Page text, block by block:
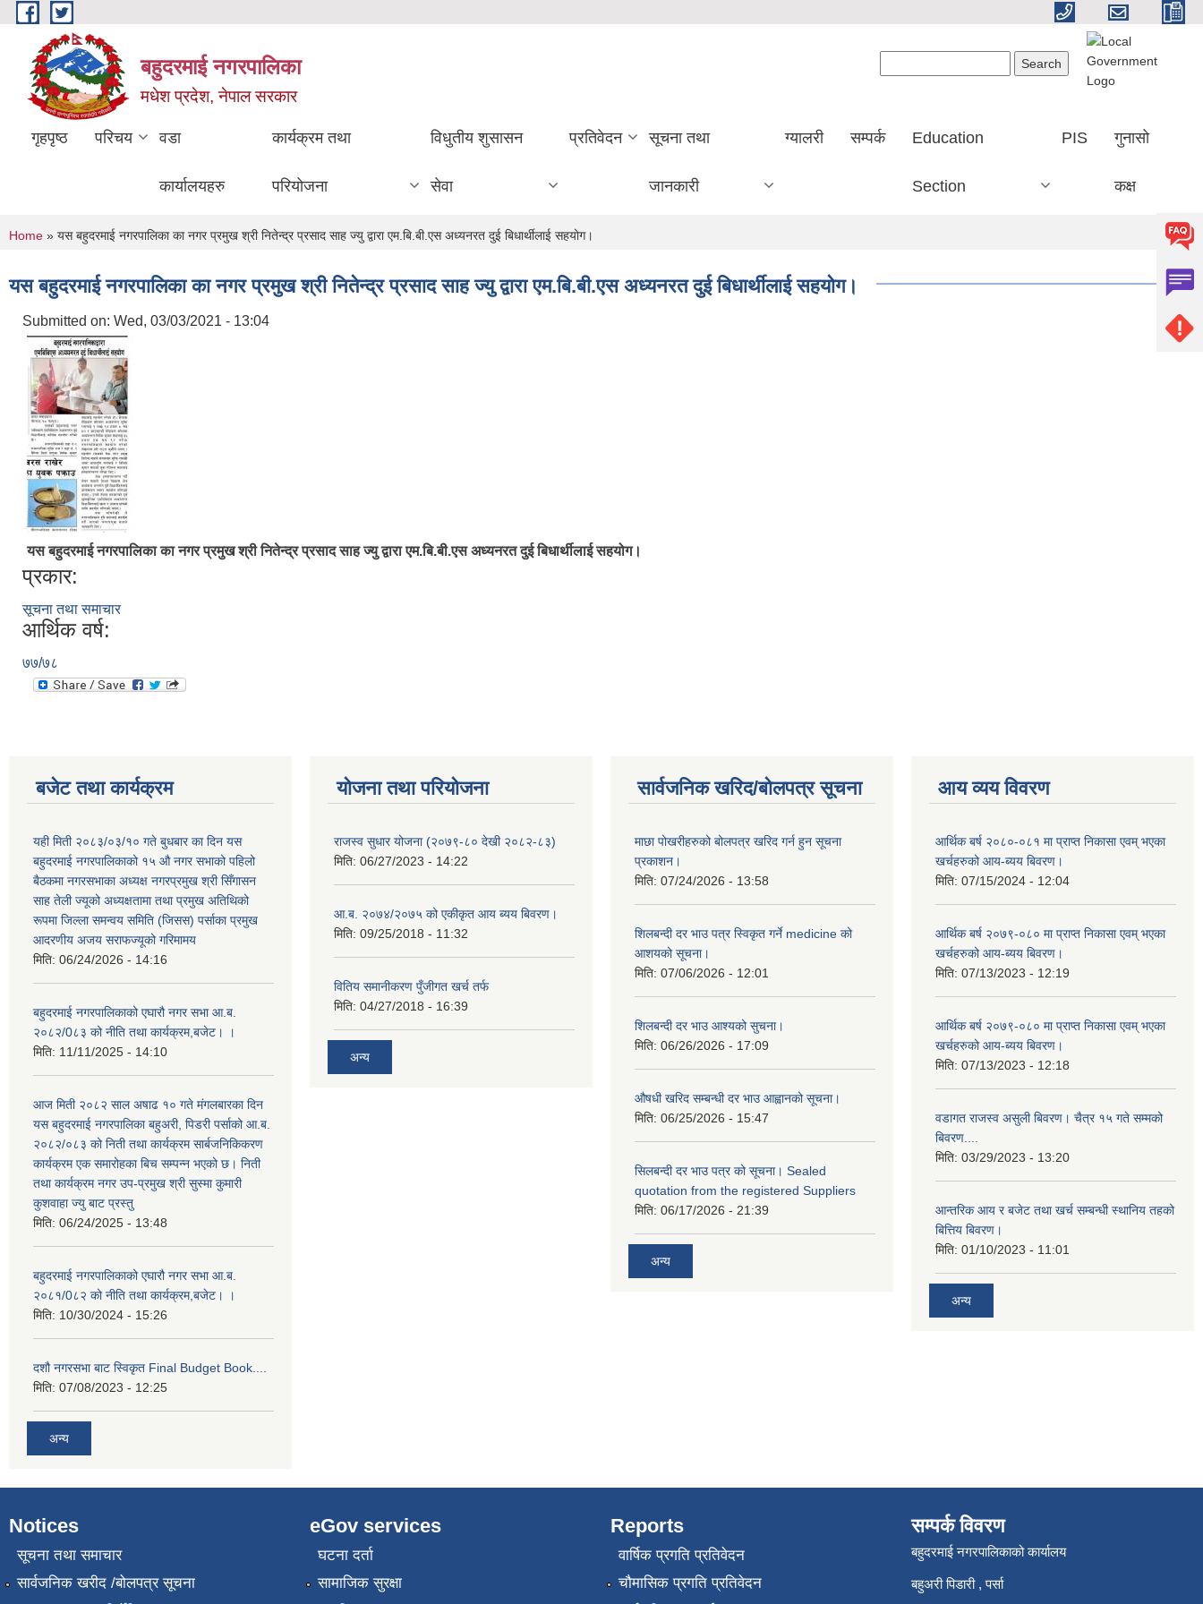
Skip to main content
बहुदरमाई नगरपालिका
मधेश प्रदेश, नेपाल सरकार
गृहपृष्ठ परिचय वडा
कार्यालयहरु
कार्यक्रम तथा
परियोजना
विधुतीय शुसासन
सेवा
प्रतिवेदन सूचना तथा
जानकारी
ग्यालरी सम्पर्क Education
Section
PIS गुनासो
कक्ष
You are here
Home » यस बहुदरमाई नगरपालिका का नगर प्रमुख श्री नितेन्द्र प्रसाद साह ज्यु द्वारा एम.बि.बी.एस अध्यनरत दुई बिधार्थीलाई सहयोग।
यस बहुदरमाई नगरपालिका का नगर प्रमुख श्री नितेन्द्र प्रसाद साह ज्यु द्वारा एम.बि.बी.एस अध्यनरत दुई बिधार्थीलाई सहयोग।
Submitted on: Wed, 03/03/2021 - 13:04
यस बहुदरमाई नगरपालिका का नगर प्रमुख श्री नितेन्द्र प्रसाद साह ज्यु द्वारा एम.बि.बी.एस अध्यनरत दुई बिधार्थीलाई सहयोग।
प्रकार:
सूचना तथा समाचार
आर्थिक वर्ष:
७७/७८
बजेट तथा कार्यक्रम
यही मिती २०८३/०३/१० गते बुधबार का दिन यस
बहुदरमाई नगरपालिकाको १५ औ नगर सभाको पहिलो
बैठकमा नगरसभाका अध्यक्ष नगरप्रमुख श्री सिँगासन
साह तेली ज्यूको अध्यक्षतामा तथा प्रमुख अतिथिको
रूपमा जिल्ला समन्वय समिति (जिसस) पर्साका प्रमुख
आदरणीय अजय सराफज्यूको गरिमामय
मिति: 06/24/2026 - 14:16
बहुदरमाई नगरपालिकाको एघारौ नगर सभा आ.ब.
२०८२/0८३ को नीति तथा कार्यक्रम,बजेट। ।
मिति: 11/11/2025 - 14:10
आज मिती २०८२ साल अषाढ १० गते मंगलबारका दिन
यस बहुदरमाई नगरपालिका बहुअरी, पिडरी पर्साको आ.ब.
२०८२/०८३ को निती तथा कार्यक्रम सार्बजनिकिकरण
कार्यक्रम एक समारोहका बिच सम्पन्न भएको छ। निती
तथा कार्यक्रम नगर उप-प्रमुख श्री सुस्मा कुमारी
कुशवाहा ज्यु बाट प्रस्तु
मिति: 06/24/2025 - 13:48
बहुदरमाई नगरपालिकाको एघारौ नगर सभा आ.ब.
२०८१/0८२ को नीति तथा कार्यक्रम,बजेट। ।
मिति: 10/30/2024 - 15:26
दशौ नगरसभा बाट स्विकृत Final Budget Book....
मिति: 07/08/2023 - 12:25
अन्य
योजना तथा परियोजना
राजस्व सुधार योजना (२०७९-८० देखी २०८२-८३)
मिति: 06/27/2023 - 14:22
आ.ब. २०७४/२०७५ को एकीकृत आय ब्यय बिवरण।
मिति: 09/25/2018 - 11:32
वितिय समानीकरण पुँजीगत खर्च तर्फ
मिति: 04/27/2018 - 16:39
अन्य
सार्वजनिक खरिद/बोलपत्र सूचना
माछा पोखरीहरुको बोलपत्र खरिद गर्न हुन सूचना
प्रकाशन।
मिति: 07/24/2026 - 13:58
शिलबन्दी दर भाउ पत्र स्विकृत गर्ने medicine को
आशयको सूचना।
मिति: 07/06/2026 - 12:01
शिलबन्दी दर भाउ आश्यको सुचना।
मिति: 06/26/2026 - 17:09
औषधी खरिद सम्बन्धी दर भाउ आह्वानको सूचना।
मिति: 06/25/2026 - 15:47
सिलबन्दी दर भाउ पत्र को सूचना। Sealed
quotation from the registered Suppliers
मिति: 06/17/2026 - 21:39
अन्य
आय व्यय विवरण
आर्थिक बर्ष २०८०-०८१ मा प्राप्त निकासा एवम् भएका
खर्चहरुको आय-ब्यय बिवरण।
मिति: 07/15/2024 - 12:04
आर्थिक बर्ष २०७९-०८० मा प्राप्त निकासा एवम् भएका
खर्चहरुको आय-ब्यय बिवरण।
मिति: 07/13/2023 - 12:19
आर्थिक बर्ष २०७९-०८० मा प्राप्त निकासा एवम् भएका
खर्चहरुको आय-ब्यय बिवरण।
मिति: 07/13/2023 - 12:18
वडागत राजस्व असुली बिवरण। चैत्र १५ गते सम्मको
बिवरण....
मिति: 03/29/2023 - 13:20
आन्तरिक आय र बजेट तथा खर्च सम्बन्धी स्थानिय तहको
बित्तिय बिवरण।
मिति: 01/10/2023 - 11:01
अन्य
Notices
सूचना तथा समाचार
सार्वजनिक खरीद /बोलपत्र सूचना
eGov services
घटना दर्ता
सामाजिक सुरक्षा
Reports
वार्षिक प्रगति प्रतिवेदन
चौमासिक प्रगति प्रतिवेदन
सम्पर्क विवरण
बहुदरमाई नगरपालिकाको कार्यालय
बहुअरी पिडारी , पर्सा